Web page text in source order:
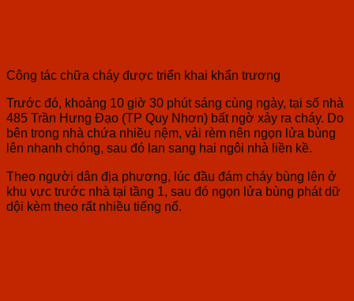
Công tác chữa cháy được triển khai khẩn trương
Trước đó, khoảng 10 giờ 30 phút sáng cùng ngày, tại số nhà
485 Trần Hưng Đạo (TP Quy Nhơn) bất ngờ xảy ra cháy. Do
bên trong nhà chứa nhiều nệm, vải rèm nên ngọn lửa bùng
lên nhanh chóng, sau đó lan sang hai ngôi nhà liền kề.
Theo người dân địa phương, lúc đầu đám cháy bùng lên ở
khu vực trước nhà tại tầng 1, sau đó ngọn lửa bùng phát dữ
dội kèm theo rất nhiều tiếng nổ.